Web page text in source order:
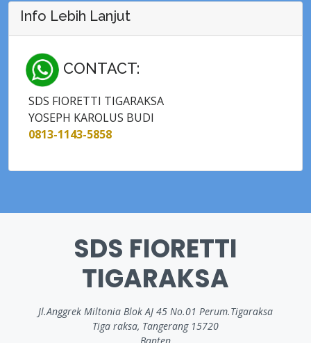
Info Lebih Lanjut
CONTACT:
SDS FIORETTI TIGARAKSA
YOSEPH KAROLUS BUDI
0813-1143-5858
SDS FIORETTI
TIGARAKSA
Jl.Anggrek Miltonia Blok AJ 45 No.01 Perum.Tigaraksa
Tiga raksa, Tangerang 15720